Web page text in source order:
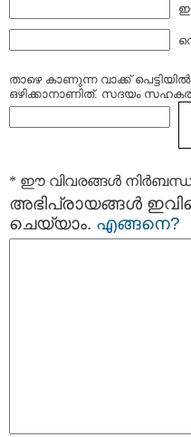
താഴെ കാണുന്ന വാക്ക്
ഒഴിക്കാനാണിത്. സദയം
* ഈ വിവരങ്ങള്‍
അഭിപ്രായങ്ങള്‍
ചെയ്യാം. എങ്ങനെ?